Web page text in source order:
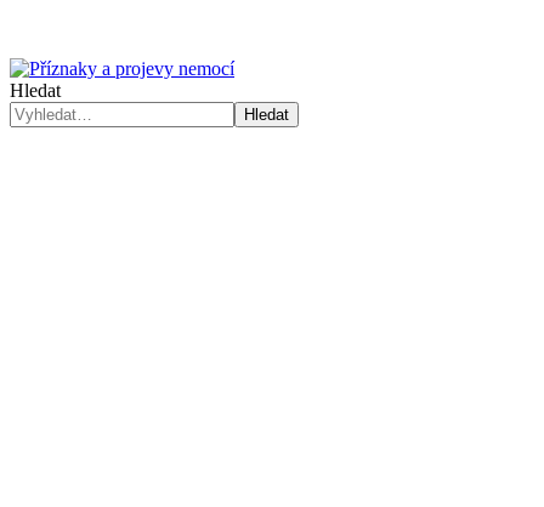
Hledat
Hledat